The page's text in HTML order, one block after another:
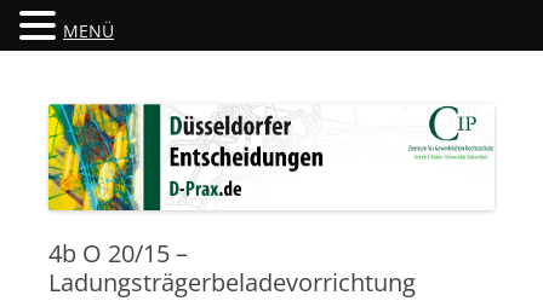
Düsseldorfer Entscheidungen
4b O 20/15 –
Ladungsträgerbeladevorrichtung
MENÜ